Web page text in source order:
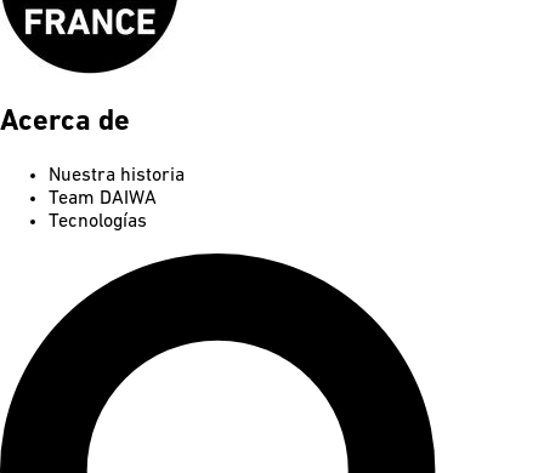
Acerca de
Nuestra historia
Team DAIWA
Tecnologías